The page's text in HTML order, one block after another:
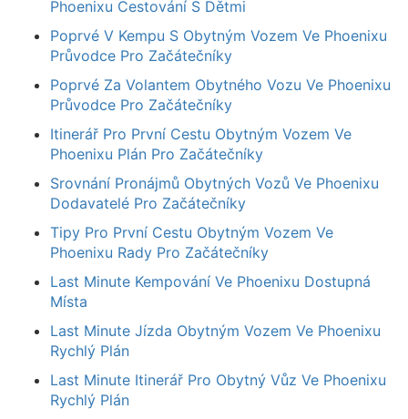
Phoenixu Cestování S Dětmi
Poprvé V Kempu S Obytným Vozem Ve Phoenixu
Průvodce Pro Začátečníky
Poprvé Za Volantem Obytného Vozu Ve Phoenixu
Průvodce Pro Začátečníky
Itinerář Pro První Cestu Obytným Vozem Ve
Phoenixu Plán Pro Začátečníky
Srovnání Pronájmů Obytných Vozů Ve Phoenixu
Dodavatelé Pro Začátečníky
Tipy Pro První Cestu Obytným Vozem Ve
Phoenixu Rady Pro Začátečníky
Last Minute Kempování Ve Phoenixu Dostupná
Místa
Last Minute Jízda Obytným Vozem Ve Phoenixu
Rychlý Plán
Last Minute Itinerář Pro Obytný Vůz Ve Phoenixu
Rychlý Plán